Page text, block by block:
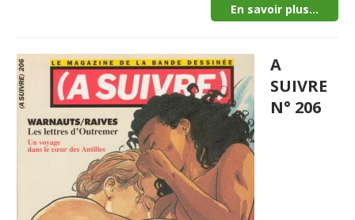
En savoir plus...
A
SUIVRE
N° 206